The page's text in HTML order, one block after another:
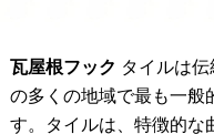
瓦屋根フック タイルは
の多くの地域で最も一般
す。タイルは、特徴的な